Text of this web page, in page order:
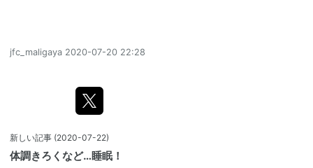
jfc_maligaya 2020-07-20 22:28
新しい記事 (2020-07-22)
体調きろくなど…睡眠！